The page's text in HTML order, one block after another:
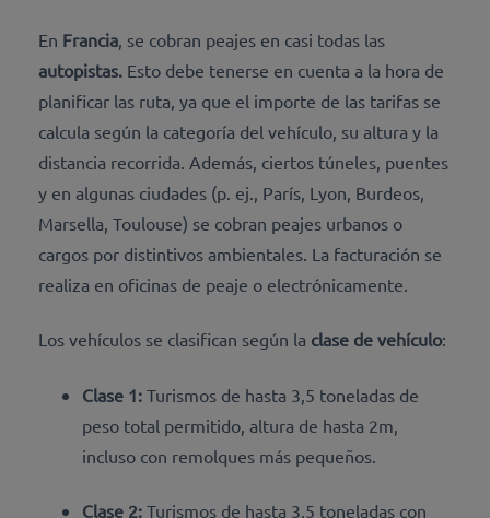
En Francia, se cobran peajes en casi todas las
autopistas. Esto debe tenerse en cuenta a la hora de
planificar las ruta, ya que el importe de las tarifas se
calcula según la categoría del vehículo, su altura y la
distancia recorrida. Además, ciertos túneles, puentes
y en algunas ciudades (p. ej., París, Lyon, Burdeos,
Marsella, Toulouse) se cobran peajes urbanos o
cargos por distintivos ambientales. La facturación se
realiza en oficinas de peaje o electrónicamente.
Los vehículos se clasifican según la clase de vehículo:
Clase 1: Turismos de hasta 3,5 toneladas de
peso total permitido, altura de hasta 2m,
incluso con remolques más pequeños.
Clase 2: Turismos de hasta 3,5 toneladas con